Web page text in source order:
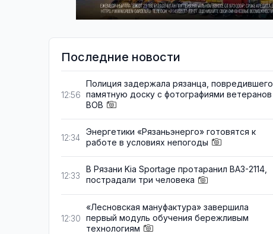
Последние новости
12:56
Полиция задержала рязанца, повредившего
памятную доску с фотографиями ветеранов
ВОВ
12:34
Энергетики «Рязаньэнерго» готовятся к
работе в условиях непогоды
12:33
В Рязани Kia Sportage протаранил ВАЗ-2114,
пострадали три человека
12:30
«Лесновская мануфактура» завершила
первый модуль обучения бережливым
технологиям